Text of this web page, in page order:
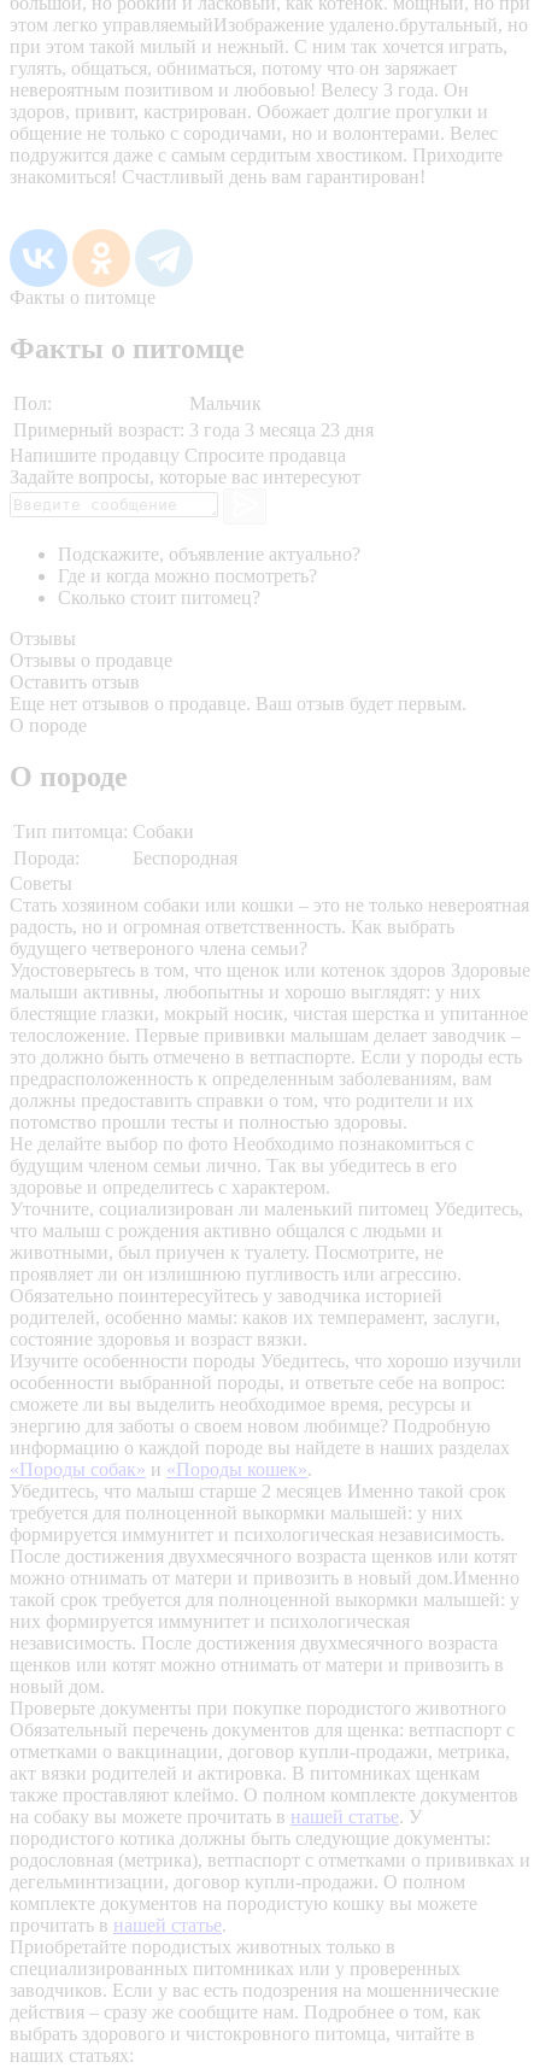
этом легко управляемыйИзображение удалено.брутальный, но
при этом такой милый и нежный. С ним так хочется играть,
гулять, общаться, обниматься, потому что он заряжает
невероятным позитивом и любовью! Велесу 3 года. Он
здоров, привит, кастрирован. Обожает долгие прогулки и
общение не только с сородичами, но и волонтерами. Велес
подружится даже с самым сердитым хвостиком. Приходите
знакомиться! Счастливый день вам гарантирован!
Факты о питомце
Факты о питомце
Пол:
Мальчик
Примерный возраст: 3 года 3 месяца 23 дня
Напишите продавцу Спросите продавца
Задайте вопросы, которые вас интересуют
Подскажите, объявление актуально?
Где и когда можно посмотреть?
Сколько стоит питомец?
Отзывы
Отзывы о продавце
Оставить отзыв
Еще нет отзывов о продавце. Ваш отзыв будет первым.
О породе
О породе
Тип питомца: Собаки
Порода:
Беспородная
Советы
Стать хозяином собаки или кошки – это не только невероятная
радость, но и огромная ответственность. Как выбрать
будущего четвероного члена семьи?
Удостоверьтесь в том, что щенок или котенок здоров Здоровые
малыши активны, любопытны и хорошо выглядят: у них
блестящие глазки, мокрый носик, чистая шерстка и упитанное
телосложение. Первые прививки малышам делает заводчик –
это должно быть отмечено в ветпаспорте. Если у породы есть
предрасположенность к определенным заболеваниям, вам
должны предоставить справки о том, что родители и их
потомство прошли тесты и полностью здоровы.
Не делайте выбор по фото Необходимо познакомиться с
будущим членом семьи лично. Так вы убедитесь в его
здоровье и определитесь с характером.
Уточните, социализирован ли маленький питомец Убедитесь,
что малыш с рождения активно общался с людьми и
животными, был приучен к туалету. Посмотрите, не
проявляет ли он излишнюю пугливость или агрессию.
Обязательно поинтересуйтесь у заводчика историей
родителей, особенно мамы: каков их темперамент, заслуги,
состояние здоровья и возраст вязки.
Изучите особенности породы Убедитесь, что хорошо изучили
особенности выбранной породы, и ответьте себе на вопрос:
сможете ли вы выделить необходимое время, ресурсы и
энергию для заботы о своем новом любимце? Подробную
информацию о каждой породе вы найдете в наших разделах
«Породы собак» и «Породы кошек».
Убедитесь, что малыш старше 2 месяцев Именно такой срок
требуется для полноценной выкормки малышей: у них
формируется иммунитет и психологическая независимость.
После достижения двухмесячного возраста щенков или котят
можно отнимать от матери и привозить в новый дом.Именно
такой срок требуется для полноценной выкормки малышей: у
них формируется иммунитет и психологическая
независимость. После достижения двухмесячного возраста
щенков или котят можно отнимать от матери и привозить в
новый дом.
Проверьте документы при покупке породистого животного
Обязательный перечень документов для щенка: ветпаспорт с
отметками о вакцинации, договор купли-продажи, метрика,
акт вязки родителей и актировка. В питомниках щенкам
также проставляют клеймо. О полном комплекте документов
на собаку вы можете прочитать в нашей статье. У
породистого котика должны быть следующие документы:
родословная (метрика), ветпаспорт с отметками о прививках и
дегельминтизации, договор купли-продажи. О полном
комплекте документов на породистую кошку вы можете
прочитать в нашей статье.
Приобретайте породистых животных только в
специализированных питомниках или у проверенных
заводчиков. Если у вас есть подозрения на мошеннические
действия – сразу же сообщите нам. Подробнее о том, как
выбрать здорового и чистокровного питомца, читайте в
наших статьях: